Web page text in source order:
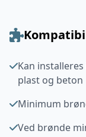
Kan
plast og beton
Minimum
Ved brønde